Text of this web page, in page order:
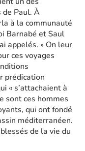
de Paul. À
à la communauté
Barnabé et Saul
appelés. » On leur
ces voyages
prédication
« s’attachaient à
sont ces hommes
qui ont fondé
méditerranéen.
de la vie du